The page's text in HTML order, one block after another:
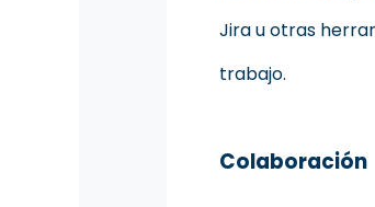
Jira u otras
trabajo.
Colaboración